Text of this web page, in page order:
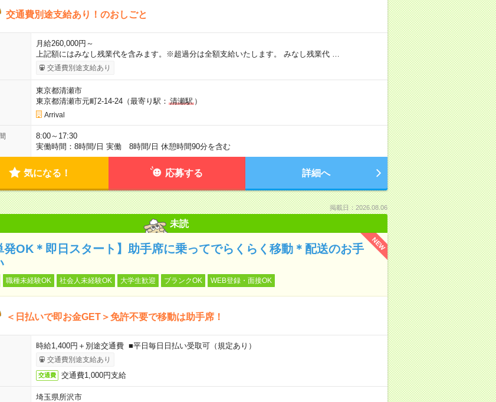
交通費別途支給あり！のおしごと
月給260,000円～
上記額にはみなし残業代を含みます。※超過分は全額支給いたします。 みなし残業代 …
交通費別途支給あり
東京都清瀬市
東京都清瀬市元町2-14-24（最寄り駅： 清瀬駅）
Arrival
8:00～17:30
実働時間：8時間/日 実働 8時間/日 休憩時間90分を含む
気になる！ 応募する 詳細へ
掲載日：2026.08.06
未読
NEW
発OK＊即日スタート】助手席に乗ってでらくらく移動＊配送のお手
職種未経験OK 社会人未経験OK 大学生歓迎 ブランクOK WEB登録・面接OK
＜日払いで即お金GET＞免許不要で移動は助手席！
時給1,400円＋別途交通費 ■平日毎日日払い受取可（規定あり）
交通費別途支給あり
交通費 交通費1,000円支給
埼玉県所沢市